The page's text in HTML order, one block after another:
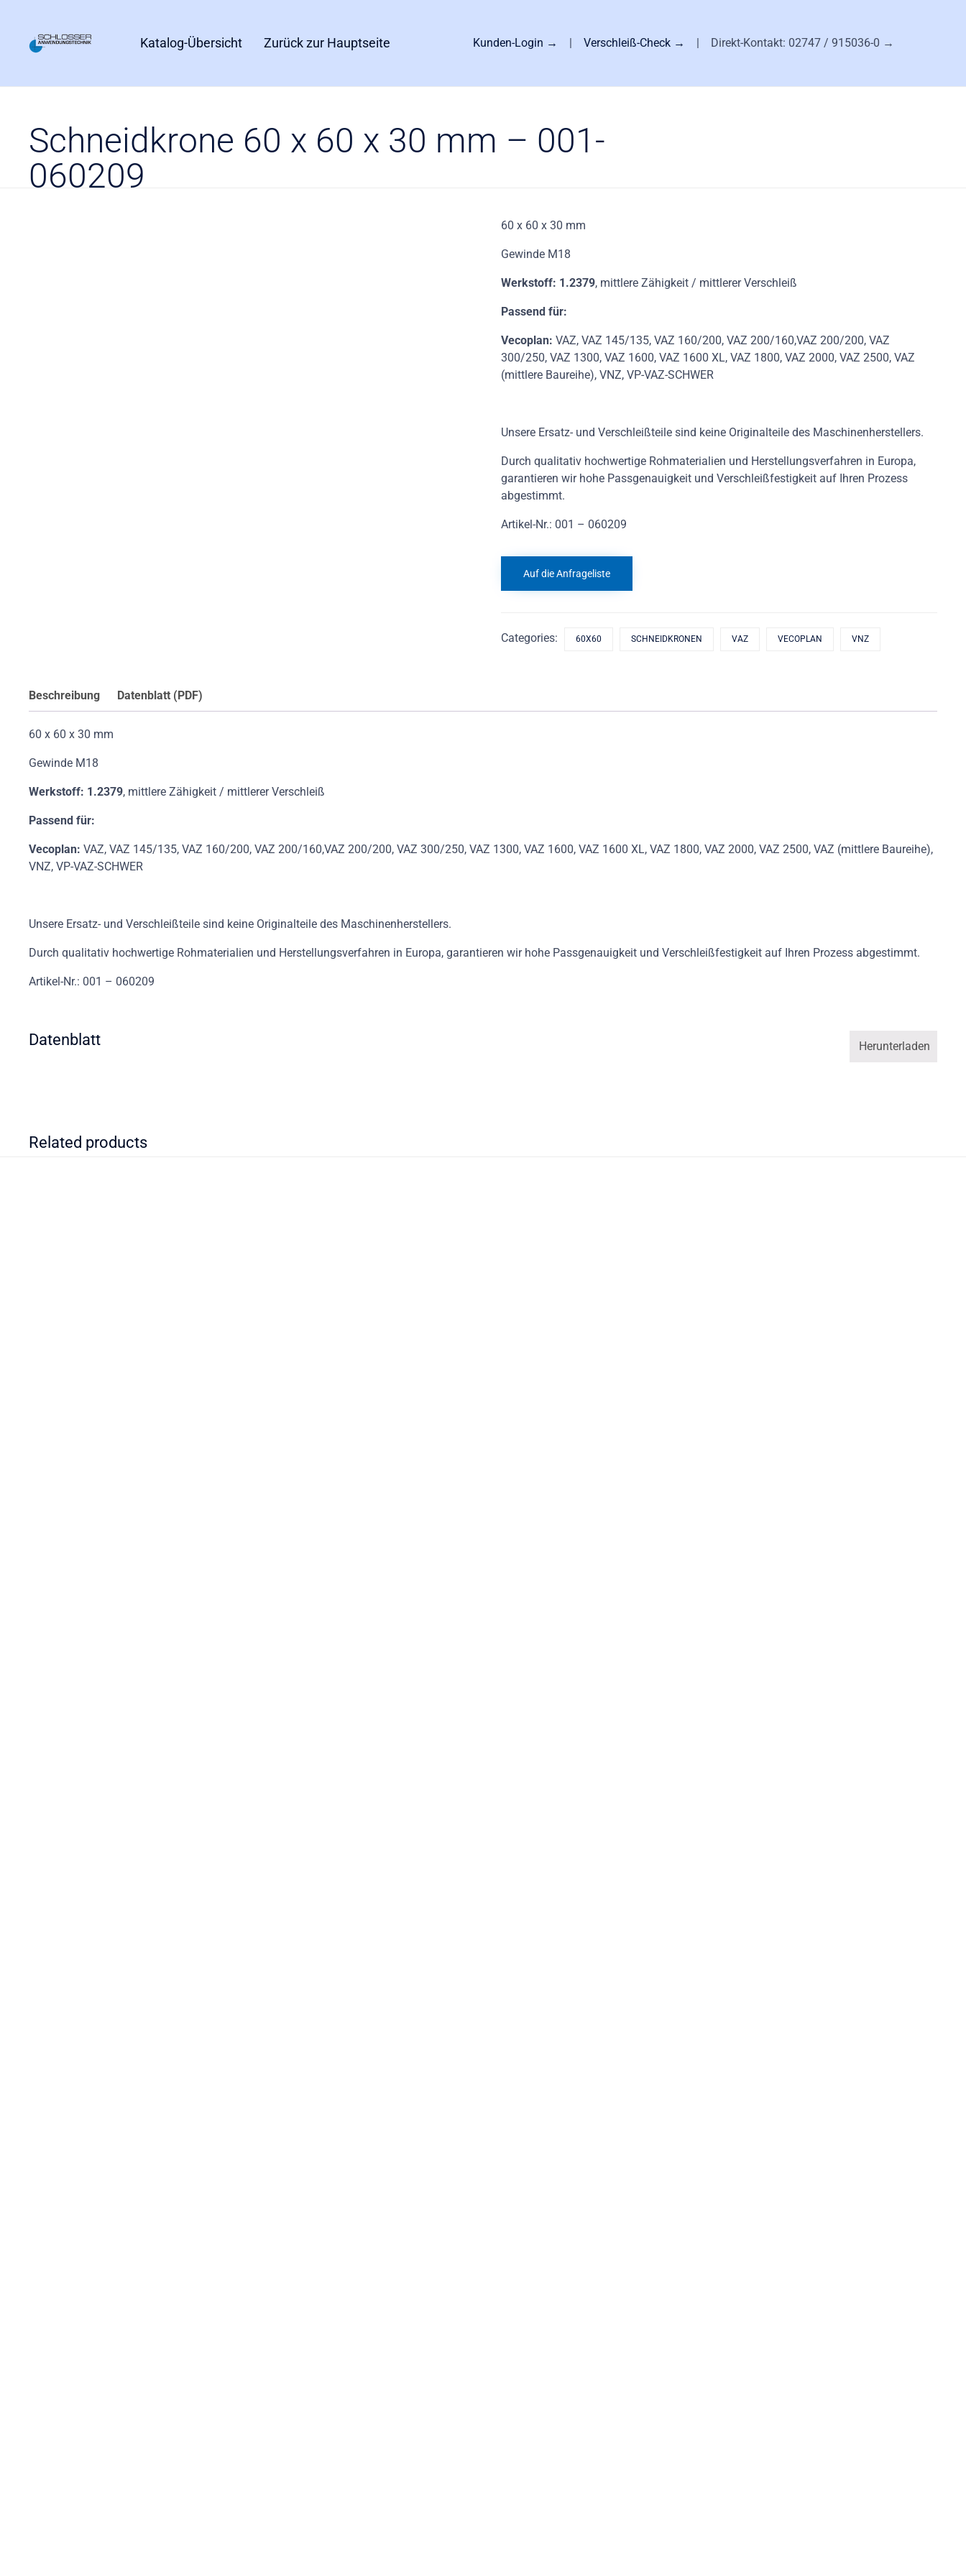
Katalog-Übersicht Zurück zur Hauptseite Kunden-Login → | Verschleiß-Check → | Direkt-Kontakt: 02747 / 915036-0 →
Schneidkrone 60 x 60 x 30 mm – 001-
060209
60 x 60 x 30 mm
Gewinde M18
Werkstoff: 1.2379, mittlere Zähigkeit / mittlerer Verschleiß
Passend für:
Vecoplan: VAZ, VAZ 145/135, VAZ 160/200, VAZ 200/160,VAZ 200/200, VAZ
300/250, VAZ 1300, VAZ 1600, VAZ 1600 XL, VAZ 1800, VAZ 2000, VAZ 2500, VAZ
(mittlere Baureihe), VNZ, VP-VAZ-SCHWER
Unsere Ersatz- und Verschleißteile sind keine Originalteile des Maschinenherstellers.
Durch qualitativ hochwertige Rohmaterialien und Herstellungsverfahren in Europa,
garantieren wir hohe Passgenauigkeit und Verschleißfestigkeit auf Ihren Prozess
abgestimmt.
Artikel-Nr.: 001 – 060209
Auf die Anfrageliste
Categories: 60X60 SCHNEIDKRONEN VAZ VECOPLAN VNZ
Beschreibung Datenblatt (PDF)
60 x 60 x 30 mm
Gewinde M18
Werkstoff: 1.2379, mittlere Zähigkeit / mittlerer Verschleiß
Passend für:
Vecoplan: VAZ, VAZ 145/135, VAZ 160/200, VAZ 200/160,VAZ 200/200, VAZ 300/250, VAZ 1300, VAZ 1600, VAZ 1600 XL, VAZ 1800, VAZ 2000, VAZ 2500, VAZ (mittlere Baureihe),
VNZ, VP-VAZ-SCHWER
Unsere Ersatz- und Verschleißteile sind keine Originalteile des Maschinenherstellers.
Durch qualitativ hochwertige Rohmaterialien und Herstellungsverfahren in Europa, garantieren wir hohe Passgenauigkeit und Verschleißfestigkeit auf Ihren Prozess abgestimmt.
Artikel-Nr.: 001 – 060209
Datenblatt Herunterladen
Related products